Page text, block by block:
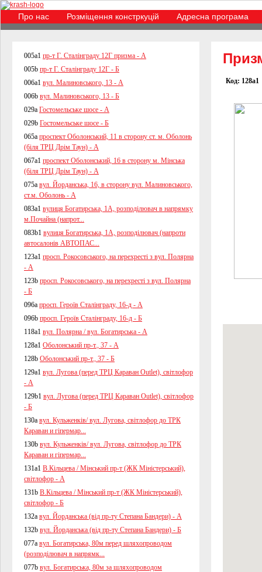
Про нас Розміщення констркуцій Адресна програма
005a1 пр-т Г. Сталінграду 12Г призма - А
005b пр-т Г. Сталінграду 12Г - Б
006a1 вул. Малиновського, 13 - А
006b вул. Малиновського, 13 - Б
029a Гостомельське шосе - А
029b Гостомельське шосе - Б
065a проспект Оболонський, 11 в сторону ст. м. Оболонь
(біля ТРЦ Дрім Таун) - А
067a1 проспект Оболонський, 16 в сторону м. Мінська
(біля ТРЦ Дрім Таун) - А
075a вул. Йорданська, 16, в сторону вул. Малиновського,
ст.м. Оболонь - А
083a1 вулиця Богатирська, 1А, розподілювач в напрямку
м.Почайна (напрот...
083b1 вулиця Богатирська, 1А, розподілювач (напроти
автосалонів АВТОПАС...
123a1 просп. Рокосовського, на перехресті з вул. Полярна
- А
123b просп. Рокосовського, на перехресті з вул. Полярна
- Б
096a просп. Героїв Сталінграду, 16-д - А
096b просп. Героїв Сталінграду, 16-д - Б
118a1 вул. Полярна / вул. Богатирська - А
128a1 Оболонський пр-т., 37 - А
128b Оболонський пр-т., 37 - Б
129a1 вул. Лугова (перед ТРЦ Караван Outlet), світлофор
- А
129b1 вул. Лугова (перед ТРЦ Караван Outlet), світлофор
- Б
130a вул. Кульженків/ вул. Лугова, світлофор до ТРК
Караван и гіпермар...
130b вул. Кульженків/ вул. Лугова, світлофор до ТРК
Караван и гіпермар...
131a1 В.Кільцева / Мінський пр-т (ЖК Міністерський),
світлофор - А
131b В.Кільцева / Мінський пр-т (ЖК Міністерський),
світлофор - Б
132a вул. Йорданська (від пр-ту Степана Бандери) - А
132b вул. Йорданська (від пр-ту Степана Бандери) - Б
077a вул. Богатирська, 80м перед шляхопроводом
(розподілювач в напрямк...
077b вул. Богатирська, 80м за шляхопроводом
Код: 128a1